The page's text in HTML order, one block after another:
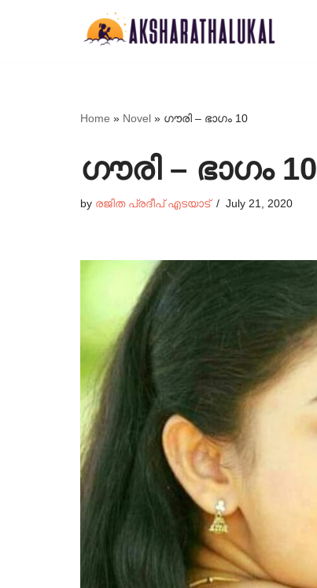
Home » Novel » ഗൗരി – ഭാഗം 10
ഗൗരി – ഭാഗം 10
by രജിത പ്രദീപ് എടയാട് July 21, 2020